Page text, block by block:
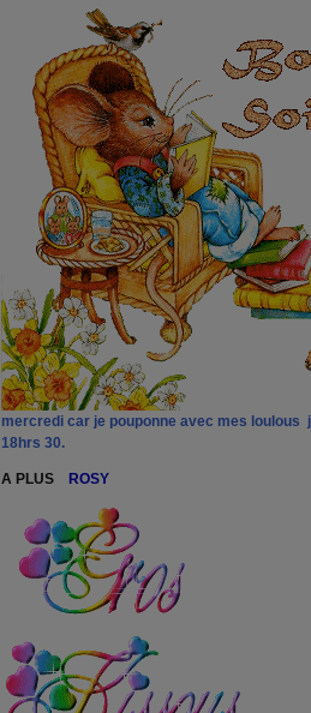
mercredi car je pouponne avec mes
18hrs 30.
A PLUS ROSY